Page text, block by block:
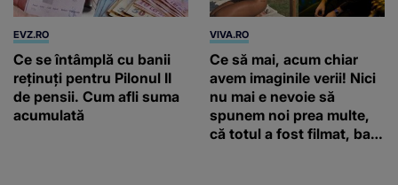
EVZ.RO
Ce se întâmplă cu banii
reținuți pentru Pilonul II
de pensii. Cum afli suma
acumulată
VIVA.RO
Ce să mai, acum chiar
avem imaginile verii! Nici
nu mai e nevoie să
spunem noi prea multe,
că totul a fost filmat, ba